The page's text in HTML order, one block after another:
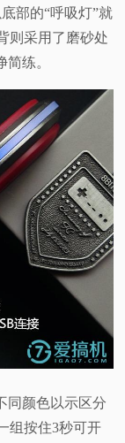
部的“呼吸灯”就
则采用了磨砂处
练。
同颜色以示区分
组按住3秒可开